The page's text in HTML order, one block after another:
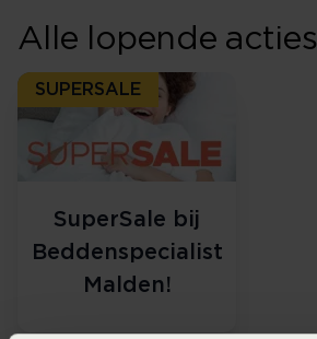
Alle lopende acties
SUPERSALE
SuperSale bij
Beddenspecialist
Malden!